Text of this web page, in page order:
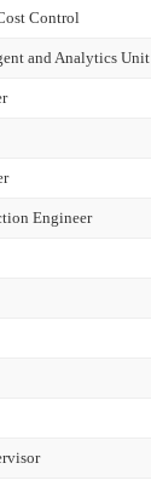
Control
and Analytics Unit
Engineer